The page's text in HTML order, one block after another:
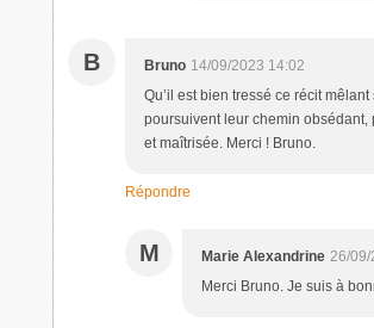
B Bruno 14/09/2023 14:02
Qu’il est bien tressé ce récit
poursuivent leur chemin
et maîtrisée. Merci ! Bruno.
Répondre
M Marie Alexandrine 26/09/
Merci Bruno. Je suis à